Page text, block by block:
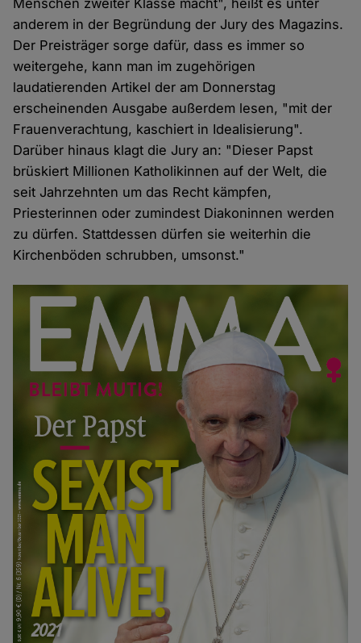
Menschen zweiter Klasse macht", heißt es unter
anderem in der Begründung der Jury des Magazins.
Der Preisträger sorge dafür, dass es immer so
weitergehe, kann man im zugehörigen
laudatierenden Artikel der am Donnerstag
erscheinenden Ausgabe außerdem lesen, "mit der
Frauenverachtung, kaschiert in Idealisierung".
Darüber hinaus klagt die Jury an: "Dieser Papst
brüskiert Millionen Katholikinnen auf der Welt, die
seit Jahrzehnten um das Recht kämpfen,
Priesterinnen oder zumindest Diakoninnen werden
zu dürfen. Stattdessen dürfen sie weiterhin die
Kirchenböden schrubben, umsonst."